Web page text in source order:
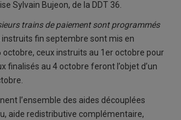
Sylvain Bujeon, de la DDT 36.
trains de paiement sont programmés
instruits fin septembre sont mis en
octobre, ceux instruits au 1er octobre pour
finalisés au 4 octobre feront l’objet d’un
l’ensemble des aides découplées
aide redistributive complémentaire,